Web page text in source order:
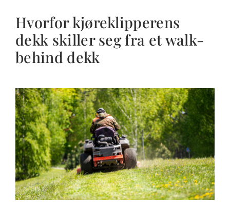
Hvorfor kjøreklipperens
dekk skiller seg fra et walk-
behind dekk